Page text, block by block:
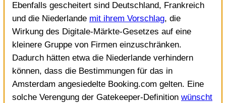
Ebenfalls gescheitert sind Deutschland, Frankreich
und die Niederlande mit ihrem Vorschlag, die
Wirkung des Digitale-Märkte-Gesetzes auf eine
kleinere Gruppe von Firmen einzuschränken.
Dadurch hätten etwa die Niederlande verhindern
können, dass die Bestimmungen für das in
Amsterdam angesiedelte Booking.com gelten. Eine
solche Verengung der Gatekeeper-Definition wünscht